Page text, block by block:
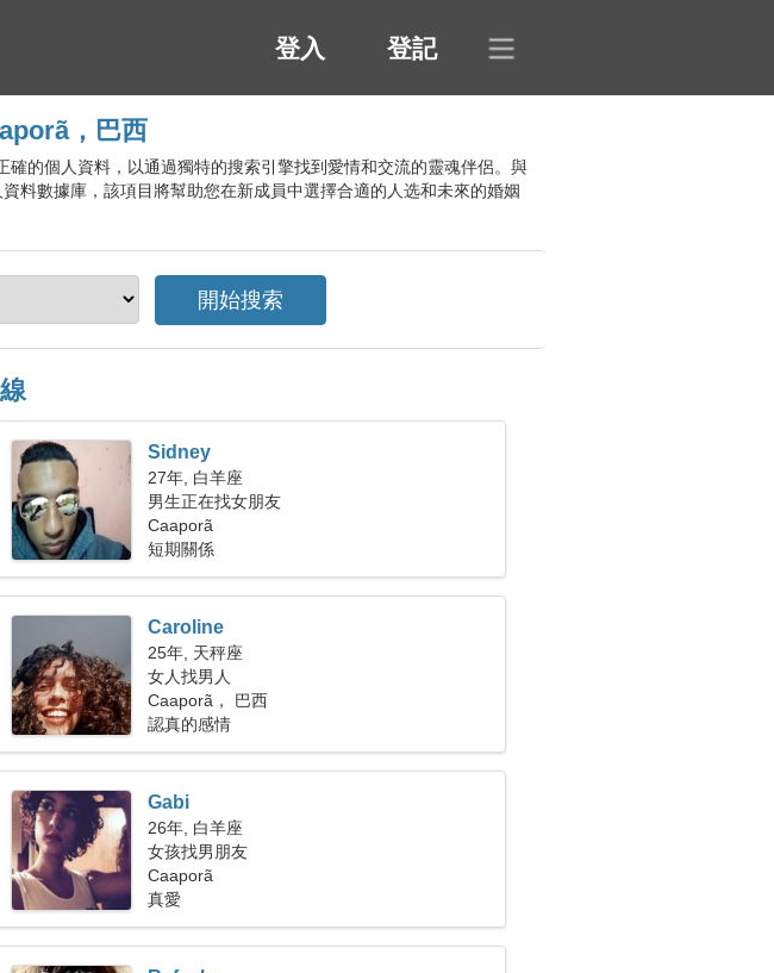
登入 登記
，巴西
的個人資料，以通過獨特的搜索引擎找到愛情和交流的靈魂伴侶。與
料數據庫，該項目將幫助您在新成員中選擇合適的人选和未來的婚姻
Sidney
27年, 白羊座
男生正在找女朋友
Caaporã
短期關係
Caroline
25年, 天秤座
女人找男人
Caaporã， 巴西
認真的感情
Gabi
26年, 白羊座
女孩找男朋友
Caaporã
真愛